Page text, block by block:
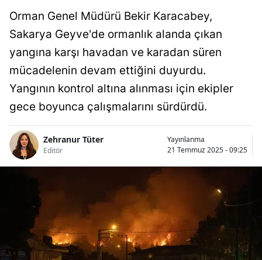
Orman Genel Müdürü Bekir Karacabey,
Sakarya Geyve'de ormanlık alanda çıkan
yangına karşı havadan ve karadan süren
mücadelenin devam ettiğini duyurdu.
Yangının kontrol altına alınması için ekipler
gece boyunca çalışmalarını sürdürdü.
Zehranur Tüter
Editör
Yayınlanma
21 Temmuz 2025 - 09:25